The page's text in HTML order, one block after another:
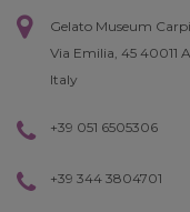
Gelato Museum
Via Emilia, 45 40011
Italy
+39 051 6505306
+39 344 3804701